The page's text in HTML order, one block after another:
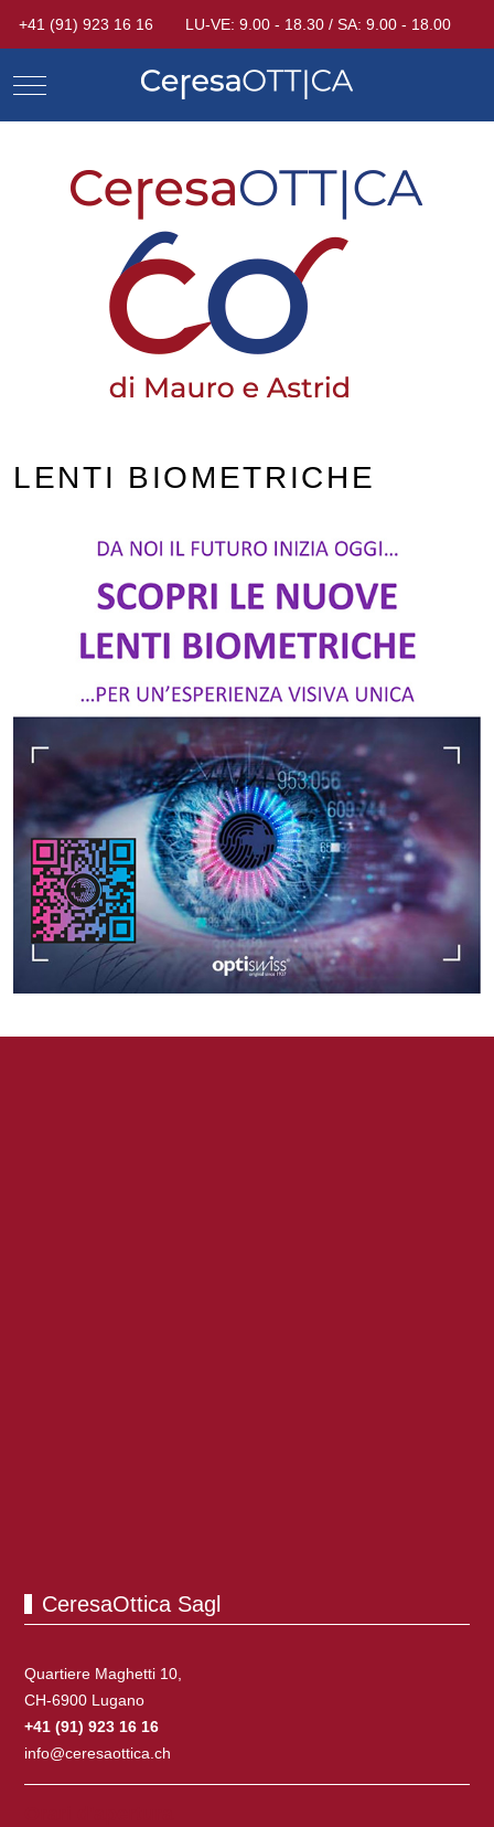
+41 (91) 923 16 16 LU-VE: 9.00 - 18.30 / SA: 9.00 - 18.00
Mobile Menu Toggle
LENTI BIOMETRICHE
CeresaOttica Sagl
Quartiere Maghetti 10,
CH-6900 Lugano
+41 (91) 923 16 16
info@ceresaottica.ch